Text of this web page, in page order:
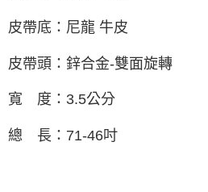
皮帶底：尼龍 牛皮
皮帶頭：鋅合金-雙面旋轉
寬 度：3.5公分
總 長：71-46吋